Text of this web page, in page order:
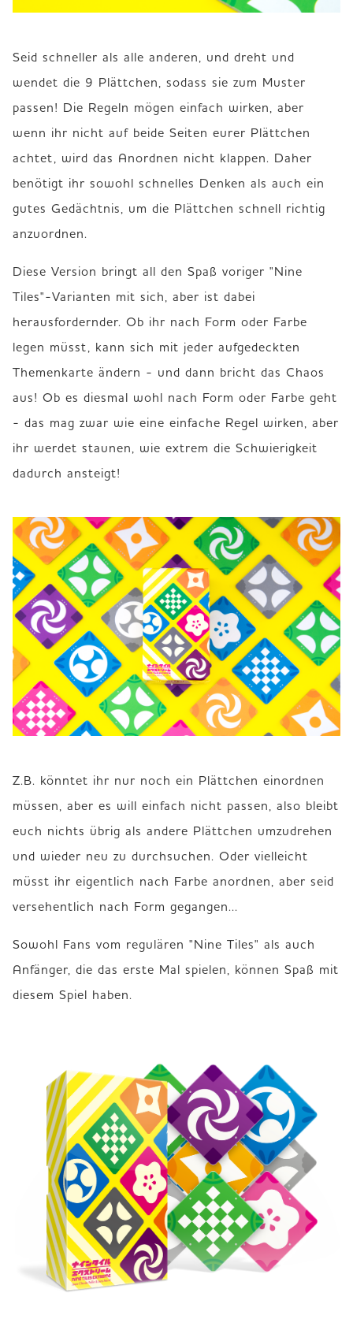
Seid schneller als alle anderen, und dreht und
wendet die 9 Plättchen, sodass sie zum Muster
passen! Die Regeln mögen einfach wirken, aber
wenn ihr nicht auf beide Seiten eurer Plättchen
achtet, wird das Anordnen nicht klappen. Daher
benötigt ihr sowohl schnelles Denken als auch ein
gutes Gedächtnis, um die Plättchen schnell richtig
anzuordnen.
Diese Version bringt all den Spaß voriger "Nine
Tiles"-Varianten mit sich, aber ist dabei
herausfordernder. Ob ihr nach Form oder Farbe
legen müsst, kann sich mit jeder aufgedeckten
Themenkarte ändern - und dann bricht das Chaos
aus! Ob es diesmal wohl nach Form oder Farbe geht
- das mag zwar wie eine einfache Regel wirken, aber
ihr werdet staunen, wie extrem die Schwierigkeit
dadurch ansteigt!
Z.B. könntet ihr nur noch ein Plättchen einordnen
müssen, aber es will einfach nicht passen, also bleibt
euch nichts übrig als andere Plättchen umzudrehen
und wieder neu zu durchsuchen. Oder vielleicht
müsst ihr eigentlich nach Farbe anordnen, aber seid
versehentlich nach Form gegangen...
Sowohl Fans vom regulären "Nine Tiles" als auch
Anfänger, die das erste Mal spielen, können Spaß mit
diesem Spiel haben.